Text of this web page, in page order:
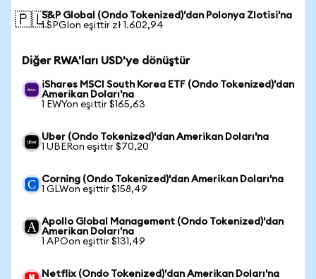
🇵🇱S&P Global (Ondo Tokenized)'dan Polonya Zlotisi'na
1 SPGIon eşittir zł 1.602,94
Diğer RWA'ları USD'ye dönüştür
iShares MSCI South Korea ETF (Ondo Tokenized)'dan
Amerikan Doları'na
1 EWYon eşittir $165,63
Uber (Ondo Tokenized)'dan Amerikan Doları'na
1 UBERon eşittir $70,20
Corning (Ondo Tokenized)'dan Amerikan Doları'na
1 GLWon eşittir $158,49
Apollo Global Management (Ondo Tokenized)'dan
Amerikan Doları'na
1 APOon eşittir $131,49
Netflix (Ondo Tokenized)'dan Amerikan Doları'na